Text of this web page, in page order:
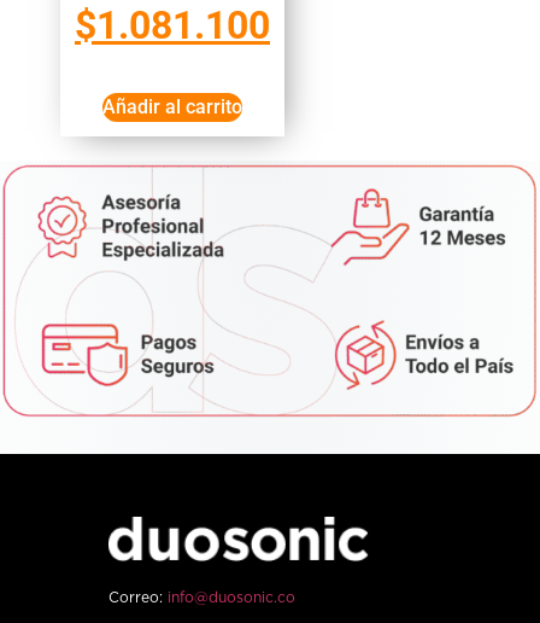
$1.081.100
Añadir al carrito
Correo: info@duosonic.co